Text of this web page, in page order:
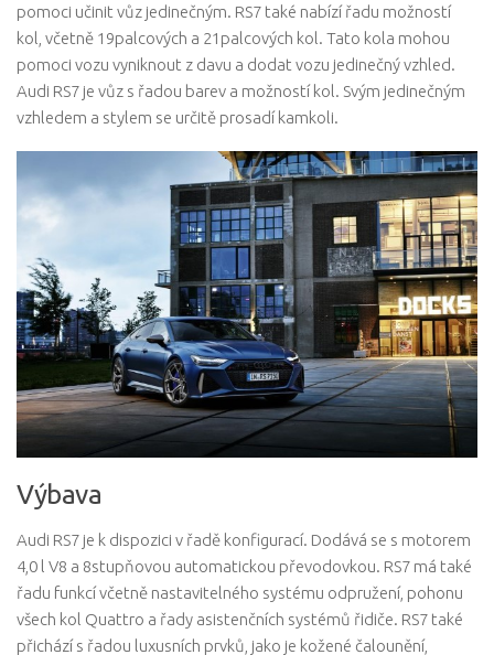
pomoci učinit vůz jedinečným. RS7 také nabízí řadu možností
kol, včetně 19palcových a 21palcových kol. Tato kola mohou
pomoci vozu vyniknout z davu a dodat vozu jedinečný vzhled.
Audi RS7 je vůz s řadou barev a možností kol. Svým jedinečným
vzhledem a stylem se určitě prosadí kamkoli.
Výbava
Audi RS7 je k dispozici v řadě konfigurací. Dodává se s motorem
4,0 l V8 a 8stupňovou automatickou převodovkou. RS7 má také
řadu funkcí včetně nastavitelného systému odpružení, pohonu
všech kol Quattro a řady asistenčních systémů řidiče. RS7 také
přichází s řadou luxusních prvků, jako je kožené čalounění,